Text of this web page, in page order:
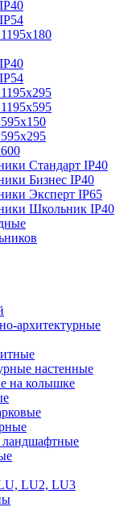
Стандарт IP40
Бизнес IP40
Эксперт IP65
Школьник IP40
архитектурные
настенные
на колышке
ландшафтные
LU2, LU3